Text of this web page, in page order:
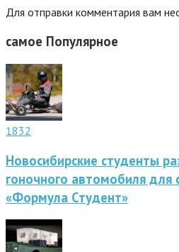
Для отправки комментария вам
самое Популярное
1832
Новосибирские студенты
гоночного автомобиля для
«Формула Студент»